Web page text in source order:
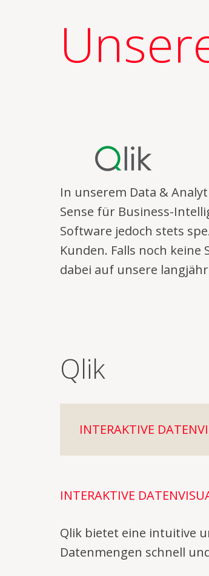
In unserem Data &
Sense für Business-
Software jedoch stets
Kunden. Falls noch
dabei auf unsere
Qlik
INTERAKTIVE
INTERAKTIVE
Qlik bietet eine intuitive
Datenmengen schnell